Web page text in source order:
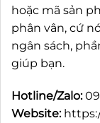
hoặc mã sản
phân vân, cứ
ngân sách,
giúp bạn.
Hotline/Zalo:
Website: